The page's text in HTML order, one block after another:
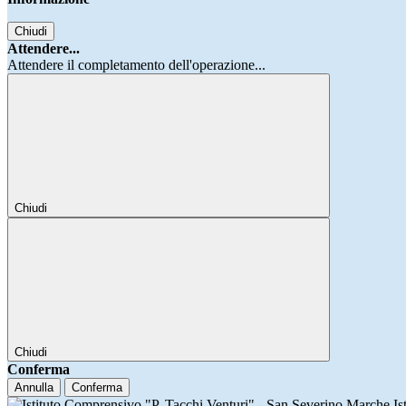
Chiudi
Attendere...
Attendere il completamento dell'operazione...
Chiudi
Chiudi
Conferma
Annulla Conferma